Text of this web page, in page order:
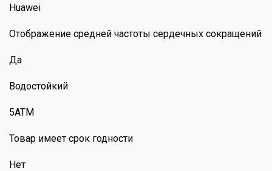
Huawei
Отображение средней частоты сердечных сокращений
Да
Водостойкий
5ATM
Товар имеет срок годности
Нет